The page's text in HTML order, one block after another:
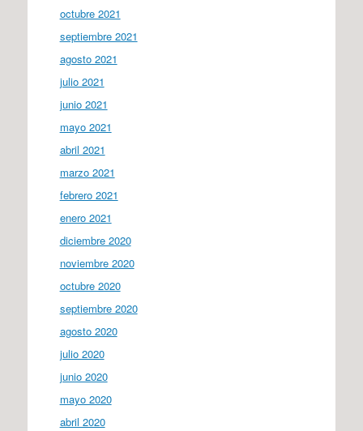
octubre 2021
septiembre 2021
agosto 2021
julio 2021
junio 2021
mayo 2021
abril 2021
marzo 2021
febrero 2021
enero 2021
diciembre 2020
noviembre 2020
octubre 2020
septiembre 2020
agosto 2020
julio 2020
junio 2020
mayo 2020
abril 2020